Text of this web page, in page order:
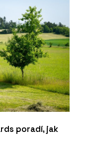
poradí, jak